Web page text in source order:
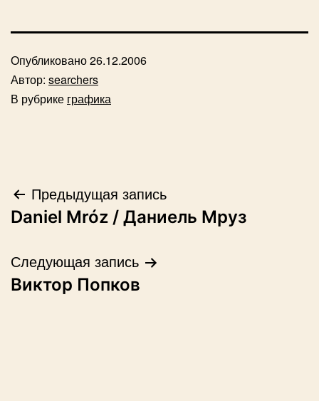
Опубликовано26.12.2006
Автор: searchers
В рубрике графика
Навигация
по
записям
Предыдущая запись
Daniel Mróz / Даниель Мруз
Следующая запись
Виктор Попков